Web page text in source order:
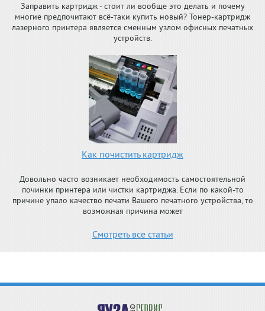
Заправить картридж - стоит ли вообще это делать и почему
многие предпочитают всё-таки купить новый? Тонер-картридж
лазерного принтера является сменным узлом офисных печатных
устройств.
Как почистить картридж
Довольно часто возникает необходимость самостоятельной
починки принтера или чистки картриджа. Если по какой-то
причине упало качество печати Вашего печатного устройства, то
возможная причина может
Смотреть все статьи